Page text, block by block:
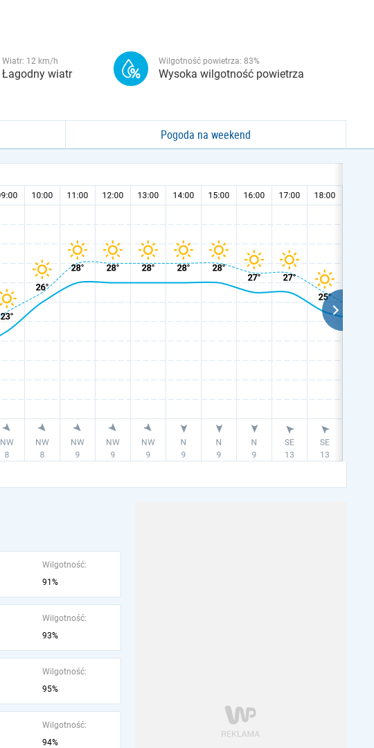
Wiatr: 12 km/h
Łagodny wiatr
Wilgotność powietrza: 83%
Wysoka wilgotność powietrza
Pogoda na weekend
Wilgotność:
91%
Wilgotność:
93%
Wilgotność:
95%
Wilgotność:
94%